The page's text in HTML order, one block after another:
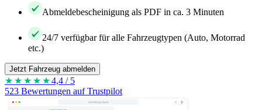
Abmeldebescheinigung als PDF in ca. 3 Minuten
24/7 verfügbar für alle Fahrzeugtypen (Auto, Motorrad
etc.)
Jetzt Fahrzeug abmelden
★★★★ ★4,4 / 5
523 Bewertungen auf Trustpilot